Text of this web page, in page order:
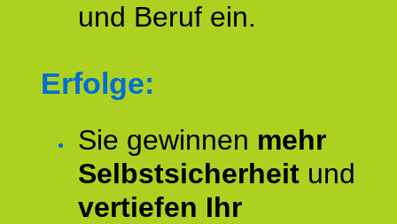
und Beruf ein.
Erfolge:
Sie gewinnen mehr
Selbstsicherheit und
vertiefen Ihr